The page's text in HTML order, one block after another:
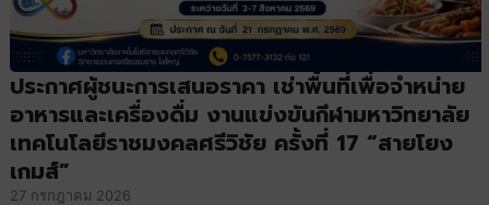
ประกาศผู้ชนะการเสนอราคา เช่าพื้นที่เพื่อจำหน่าย
อาหารและเครื่องดื่ม งานแข่งขันกีฬามหาวิทยาลัย
เทคโนโลยีราชมงคลศรีวิชัย ครั้งที่ 17 “สายโยง
เกมส์”
27 กรกฎาคม 2026